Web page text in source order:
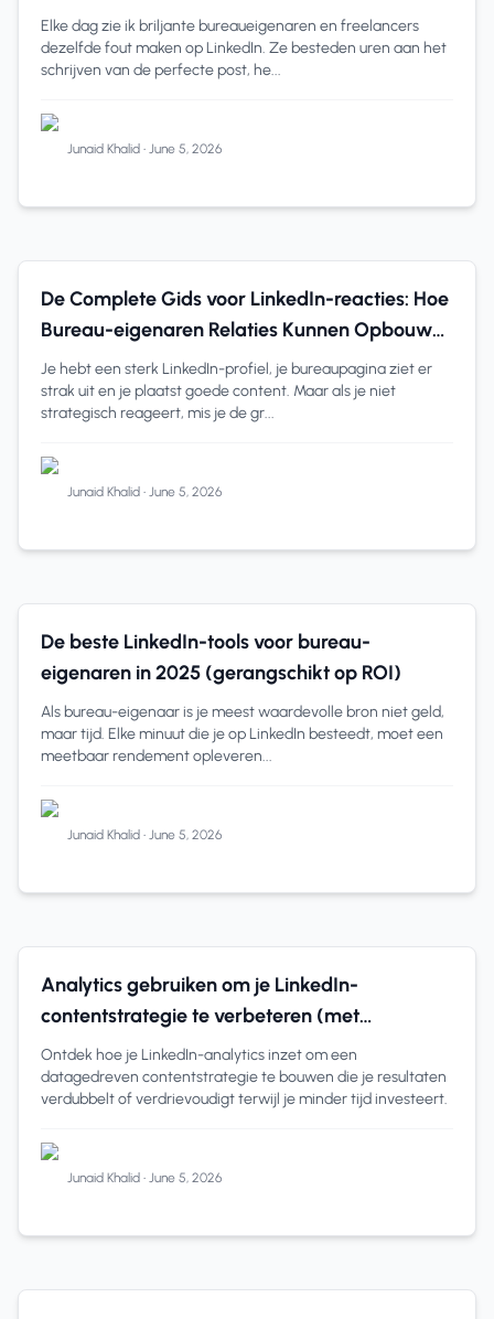
Elke dag zie ik briljante bureaueigenaren en freelancers
dezelfde fout maken op LinkedIn. Ze besteden uren aan het
schrijven van de perfecte post, he...
Junaid Khalid • June 5, 2026
LinkedIn Engagement 12 min read
De Complete Gids voor LinkedIn-reacties: Hoe
Bureau-eigenaren Relaties Kunnen Opbouwen
via Engagement (2025)
Je hebt een sterk LinkedIn-profiel, je bureaupagina ziet er
strak uit en je plaatst goede content. Maar als je niet
strategisch reageert, mis je de gr...
Junaid Khalid • June 5, 2026
LinkedIn
De beste LinkedIn-tools voor bureau-
eigenaren in 2025 (gerangschikt op ROI)
Als bureau-eigenaar is je meest waardevolle bron niet geld,
maar tijd. Elke minuut die je op LinkedIn besteedt, moet een
meetbaar rendement opleveren...
Junaid Khalid • June 5, 2026
LinkedIn
Analytics gebruiken om je LinkedIn-
contentstrategie te verbeteren (met
voorbeelden)
Ontdek hoe je LinkedIn-analytics inzet om een
datagedreven contentstrategie te bouwen die je resultaten
verdubbelt of verdrievoudigt terwijl je minder tijd investeert.
Junaid Khalid • June 5, 2026